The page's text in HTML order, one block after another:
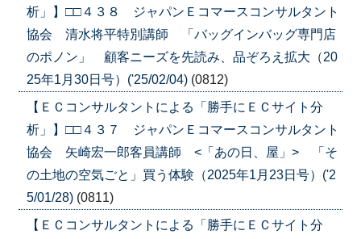
析」】□□４３８ ジャパンＥコマースコンサルタント
協会 清水将平特別講師 「バッグインバッグ専門店
のポノン」 顧客ニーズを先読み、品ぞろえ拡大（20
25年1月30日号）('25/02/04) (0812)
【ＥＣコンサルタントによる「勝手にＥＣサイト分
析」】□□４３７ ジャパンＥコマースコンサルタント
協会 矢崎宏一郎客員講師 <「あの日、屋」> 「そ
の土地の空気ごと」買う体験（2025年1月23日号）('2
5/01/28) (0811)
【ＥＣコンサルタントによる「勝手にＥＣサイト分